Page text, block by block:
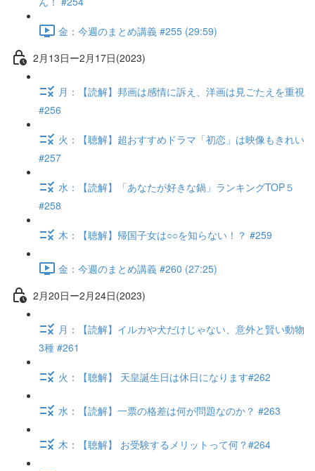
金：今週のまとめ講義 #255 (29:59)
2月13日ー2月17日(2023)
月：【読解】邦画は感情に訴え、洋画は見ごたえを重視
#256
火：【聴解】超おすすめドラマ「初恋」は映像もきれい
#257
水：【読解】「あなたが好きな鍋」ランキングTOP５
#258
木：【聴解】帰国子女は○○を知らない！？ #259
金：今週のまとめ講義 #260 (27:25)
2月20日ー2月24日(2023)
月：【読解】イルカや犬だけじゃない、意外と賢い動物
3種 #261
火：【聴解】 天皇誕生日は休日になります#262
水：【読解】一票の格差は何が問題なのか？ #263
木：【聴解】 お受験するメリットって何？#264